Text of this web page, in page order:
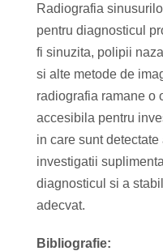
Radiografia
pentru diagnosticul
fi sinuzita, polipii
si alte metode de
radiografia ramane o
accesibila pentru
in care sunt
investigatii
diagnosticul si a
adecvat.
Bibliografie: